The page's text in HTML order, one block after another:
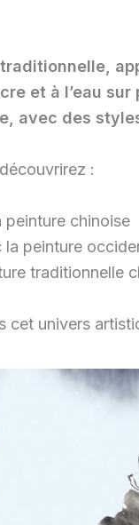
et à l’eau
avec des
:
peinture chinoise
la peinture
traditionnelle
cet univers